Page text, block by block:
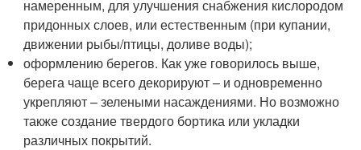
намеренным, для улучшения снабжения кислородом
придонных слоев, или естественным (при купании,
движении рыбы/птицы, доливе воды);
оформлению берегов. Как уже говорилось выше,
берега чаще всего декорируют – и одновременно
укрепляют – зелеными насаждениями. Но возможно
также создание твердого бортика или укладки
различных покрытий.